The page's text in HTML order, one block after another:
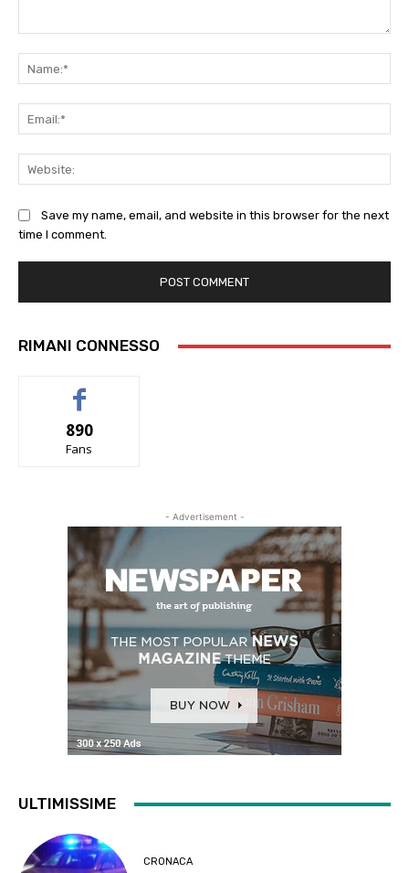
Save my name, email, and website in this browser for the next
time I comment.
RIMANI CONNESSO
890
Fans
- Advertisement -
ULTIMISSIME
CRONACA